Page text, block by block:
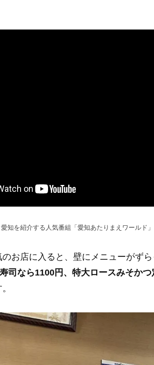
知を紹介する人気番組「愛知あたりまえワールド
お店に入ると、壁にメニューがずら
司なら1100円、特大ロースみそかつ